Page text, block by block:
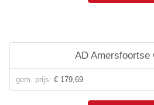
AD Amersfoortse
gem. prijs: € 179,69